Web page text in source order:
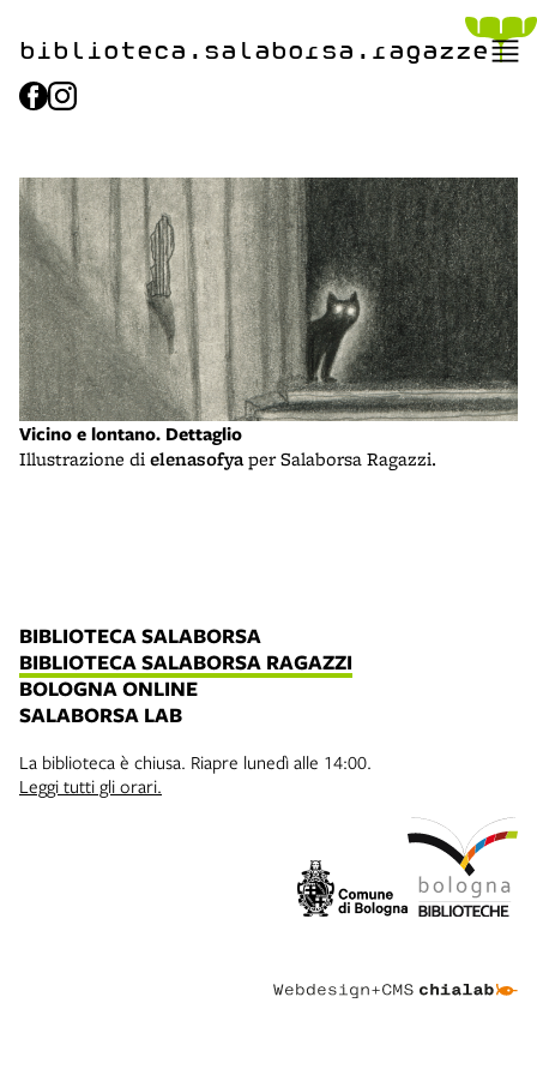
biblioteca.​salaborsa.ragazze
Vicino e lontano. Dettaglio
Illustrazione dielenasofyaper Salaborsa Ragazzi.
BIBLIOTECA SALABORSA
BIBLIOTECA SALABORSA RAGAZZI
BOLOGNA ONLINE
SALABORSA LAB
La biblioteca è chiusa. Riapre lunedì alle 14:00.
Leggi tutti gli orari.